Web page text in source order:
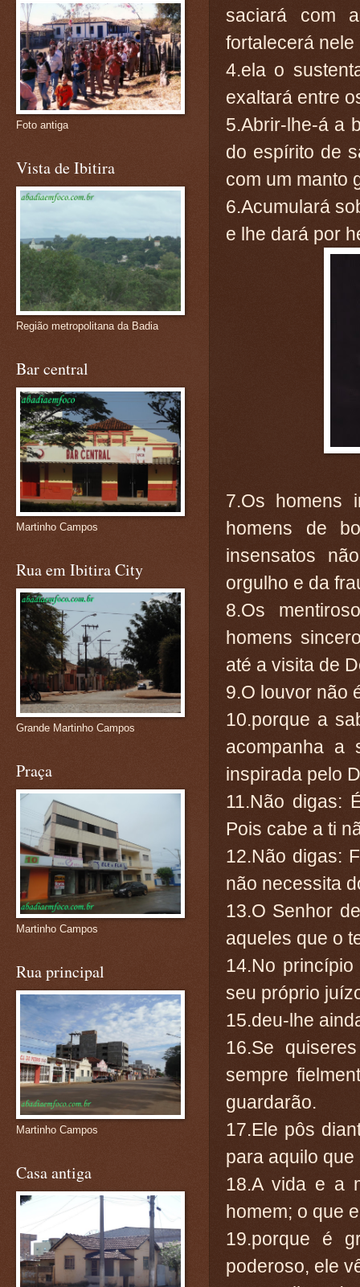
saciará com
fortalecerá
4.ela o
exaltará entre
5.Abrir-lhe-á a
do espírito de
com um manto
6.Acumulará
e lhe dará por
7.Os homens
homens de
insensatos
orgulho e da
8.Os
homens
até a visita de
9.O louvor não
10.porque a
acompanha a
inspirada pelo
11.Não digas:
Pois cabe a ti
12.Não digas:
não necessita
13.O Senhor
aqueles que o
14.No
seu próprio
15.deu-lhe
16.Se
sempre
guardarão.
17.Ele pôs
para aquilo
18.A vida e a
homem; o que
19.porque é
poderoso, ele
Foto antiga
Vista de Ibitira
Região metropolitana da Badia
Bar central
Martinho Campos
Rua em Ibitira City
Grande Martinho Campos
Praça
Martinho Campos
Rua principal
Martinho Campos
Casa antiga